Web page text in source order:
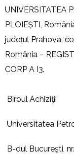
UNIVERSITATEA
PLOIEȘTI,
județul Prahova,
România –
CORP A I3.
Biroul
Universitatea
B-dul Bucureşti,